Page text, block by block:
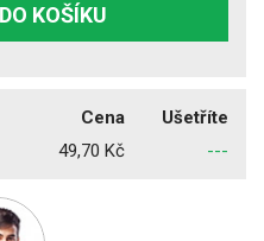
KOŠÍKU
Cena
Ušetříte
49,70 Kč ---